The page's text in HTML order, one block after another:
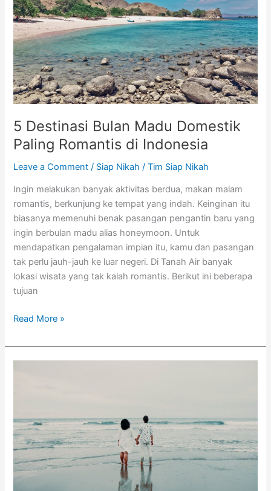
5 Destinasi Bulan Madu Domestik
Paling Romantis di Indonesia
Leave a Comment / Siap Nikah /Tim Siap Nikah
Ingin melakukan banyak aktivitas berdua, makan malam
romantis, berkunjung ke tempat yang indah. Keinginan itu
biasanya memenuhi benak pasangan pengantin baru yang
ingin berbulan madu alias honeymoon. Untuk
mendapatkan pengalaman impian itu, kamu dan pasangan
tak perlu jauh-jauh ke luar negeri. Di Tanah Air banyak
lokasi wisata yang tak kalah romantis. Berikut ini beberapa
tujuan
Domestik
Paling
Romantis
di
Indonesia
Read More »
Tetap
Bisa
Romantis
Lho